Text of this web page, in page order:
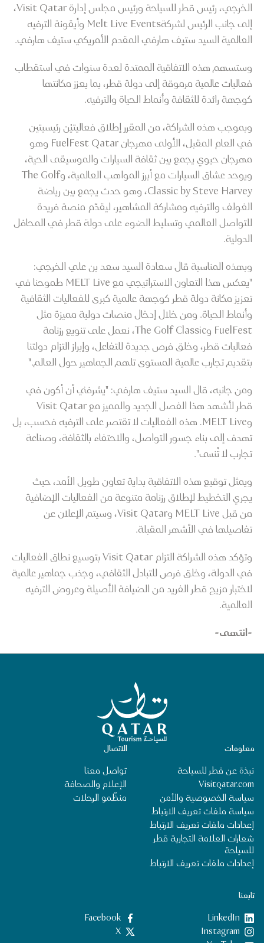
الخرجي، رئيس قطر للسياحة ورئيس مجلس إدارة Visit Qatar،
إلى جانب الرئيس لشركةMelt Live Events وأيقونة الترفيه
العالمية السيد ستيف هارفي المقدم الأمريكي ستيف هارفي.
وستسهم هذه الاتفاقية الممتدة لعدة سنوات في استقطاب
فعاليات عالمية مرموقة إلى دولة قطر، بما يعزز مكانتها
كوجهة رائدة للثقافة وأنماط الحياة والترفيه.
وبموجب هذه الشراكة، من المقرر إطلاق فعاليتيْن رئيسيتين
في العام المقبل، الأولى مهرجان FuelFest Qatar وهو
مهرجان حيوي يجمع بين ثقافة السيارات والموسيقى الحية،
ويوحد عشاق السيارات مع أبرز المواهب العالمية، وThe Golf
Classic by Steve Harvey، وهو حدث يجمع بين رياضة
الغولف والترفيه ومشاركة المشاهير، ليقدّم منصة فريدة
للتواصل العالمي وتسليط الضوء على دولة قطر في المحافل
الدولية.
وبهذه المناسبة قال سعادة السيد سعد بن علي الخرجي:
"يعكس هذا التعاون الاستراتيجي مع MELT Live طموحنا في
تعزيز مكانة دولة قطر كوجهة عالمية كبرى للفعاليات الثقافية
وأنماط الحياة. ومن خلال إدخال منصات دولية مميزة مثل
FuelFest وThe Golf Classic، نعمل على تنويع رزنامة
فعاليات قطر، وخلق فرص جديدة للتفاعل، وإبراز التزام دولتنا
بتقديم تجارب عالمية المستوى تلهم الجماهير حول العالم."
ومن جانبه، قال السيد ستيف هارفي: "يشرفني أن أكون في
قطر لأشهد هذا الفصل الجديد والمميز مع Visit Qatar
وMELT Live. هذه الفعاليات لا تقتصر على الترفيه فحسب، بل
تهدف إلى بناء جسور التواصل، والاحتفاء بالثقافة، وصناعة
تجارب لا تُنسى".
ويمثل توقيع هذه الاتفاقية بداية تعاون طويل الأمد، حيث
يجري التخطيط لإطلاق رزنامة متنوعة من الفعاليات الإضافية
من قبل MELT Live وVisit Qatar، وسيتم الإعلان عن
تفاصيلها في الأشهر المقبلة.
وتؤكد هذه الشراكة التزام Visit Qatar بتوسيع نطاق الفعاليات
في الدولة، وخلق فرص للتبادل الثقافي، وجذب جماهير عالمية
لاختبار مزيج قطر الفريد من الضيافة الأصيلة وعروض الترفيه
العالمية.
-انتهى-
الصفحة الرئيسية لقطر للسياحة
تابعنا
LinkedIn
‎Facebook‏
‎Instagram‏
X
الاتصال
تواصل معنا
الإعلام والصحافة
منظِّمو الرحلات
معلومات
نبذة عن قطر للسياحة
Visitqatar.com
سياسة الخصوصية والأمن
سياسة ملفات تعريف الارتباط
إعدادات ملفات تعريف الارتباط
شعارات العلامة التجارية قطر
للسياحة
إعدادات ملفات تعريف الارتباط